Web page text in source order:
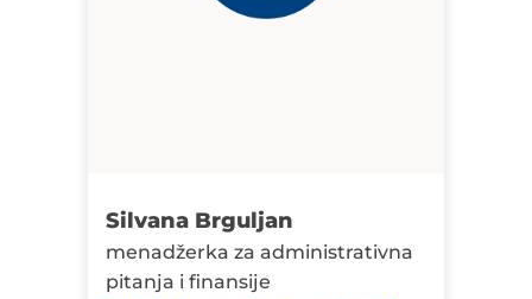
Silvana Brguljan
menadžerka za administrativna
pitanja i finansije